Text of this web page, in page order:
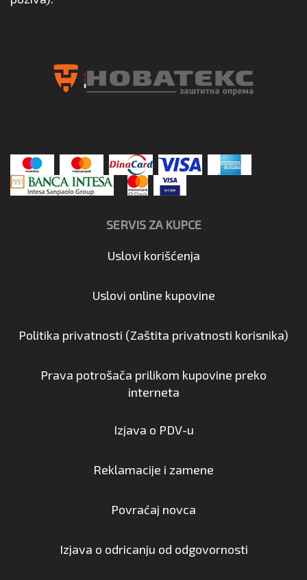
SERVIS ZA KUPCE
Uslovi korišćenja
Uslovi online kupovine
Politika privatnosti (Zaštita privatnosti korisnika)
Prava potrošača prilikom kupovine preko
interneta
Izjava o PDV-u
Reklamacije i zamene
Povraćaj novca
Izjava o odricanju od odgovornosti